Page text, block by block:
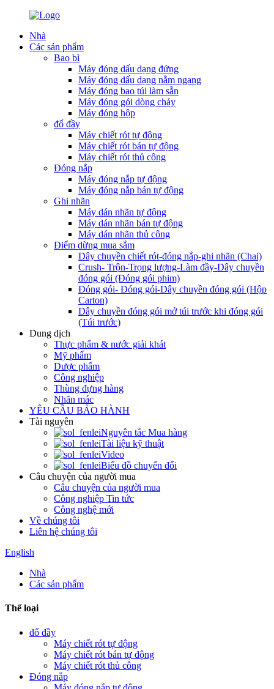
Nhà
Các sản phẩm
Bao bì
Máy đóng dấu dạng đứng
Máy đóng dấu dạng nằm ngang
Máy đóng bao túi làm sẵn
Máy đóng gói dòng chảy
Máy đóng hộp
đổ đầy
Máy chiết rót tự động
Máy chiết rót bán tự động
Máy chiết rót thủ công
Đóng nắp
Máy đóng nắp tự động
Máy đóng nắp bán tự động
Ghi nhãn
Máy dán nhãn tự động
Máy dán nhãn bán tự động
Máy dán nhãn thủ công
Điểm dừng mua sắm
Dây chuyền chiết rót-đóng nắp-ghi nhãn (Chai)
Crush- Trộn-Trọng lượng-Làm đầy-Dây chuyền
đóng gói (Đóng gói phim)
Đóng gói- Đóng gói-Dây chuyền đóng gói (Hộp
Carton)
Dây chuyền đóng gói mở túi trước khi đóng gói
(Túi trước)
Dung dịch
Thực phẩm & nước giải khát
Mỹ phẩm
Dược phẩm
Công nghiệp
Thùng đựng hàng
Nhãn mác
YÊU CẦU BẢO HÀNH
Tài nguyên
Nguyên tắc Mua hàng
Tài liệu kỹ thuật
Video
Biểu đồ chuyển đổi
Câu chuyện của người mua
Câu chuyện của người mua
Công nghiệp Tin tức
Công nghệ mới
Về chúng tôi
Liên hệ chúng tôi
English
Nhà
Các sản phẩm
Thể loại
đổ đầy
Máy chiết rót tự động
Máy chiết rót bán tự động
Máy chiết rót thủ công
Đóng nắp